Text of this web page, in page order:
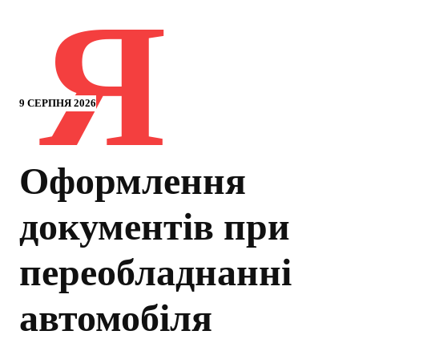
9 СЕРПНЯ 2026
Я
Оформлення
документів при
переобладнанні
автомобіля